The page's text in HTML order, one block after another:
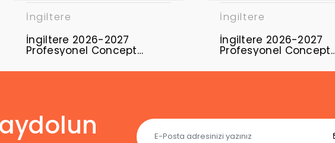
İngiltere
İngiltere 2026-2027
Profesyonel Concept
İngiltere
İngiltere 2026-2027
Profesyonel Concept